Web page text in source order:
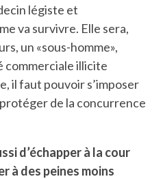
légiste et
va survivre. Elle sera,
un «sous-homme»,
illicite
il faut pouvoir s’imposer
de la concurrence
d’échapper à la cour
à des peines moins